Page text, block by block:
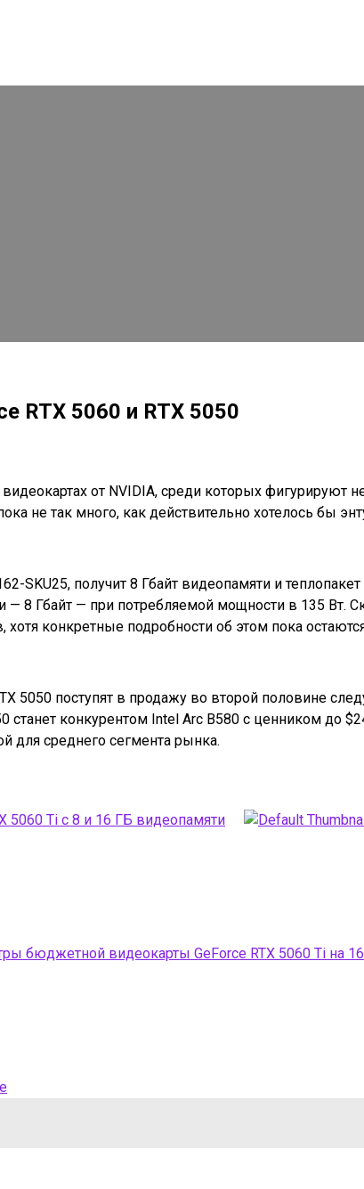
RTX 5060 и RTX 5050
от NVIDIA, среди которых фигурируют
не так много, как действительно хотелось бы
SKU25, получит 8 Гбайт видеопамяти и
Гбайт — при потребляемой мощности в 135 Вт.
конкретные подробности об этом пока
5050 поступят в продажу во второй половине
конкурентом Intel Arc B580 с ценником до
для среднего сегмента рынка.
5060 Ti с 8 и 16 ГБ видеопамяти
бюджетной видеокарты GeForce RTX 5060 Ti на